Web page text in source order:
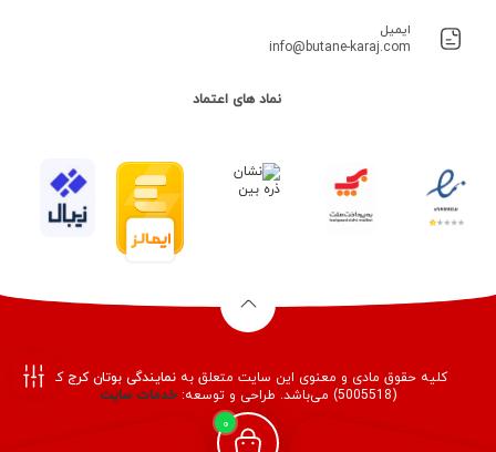
0
ایمیل
info@butane-karaj.com
نماد های اعتماد
کلیه حقوق مادی و معنوی این سایت متعلق به نمایندگی بوتان کرجکد
(5005518) می‌باشد. طراحی و توسعه:
خدماتسایت